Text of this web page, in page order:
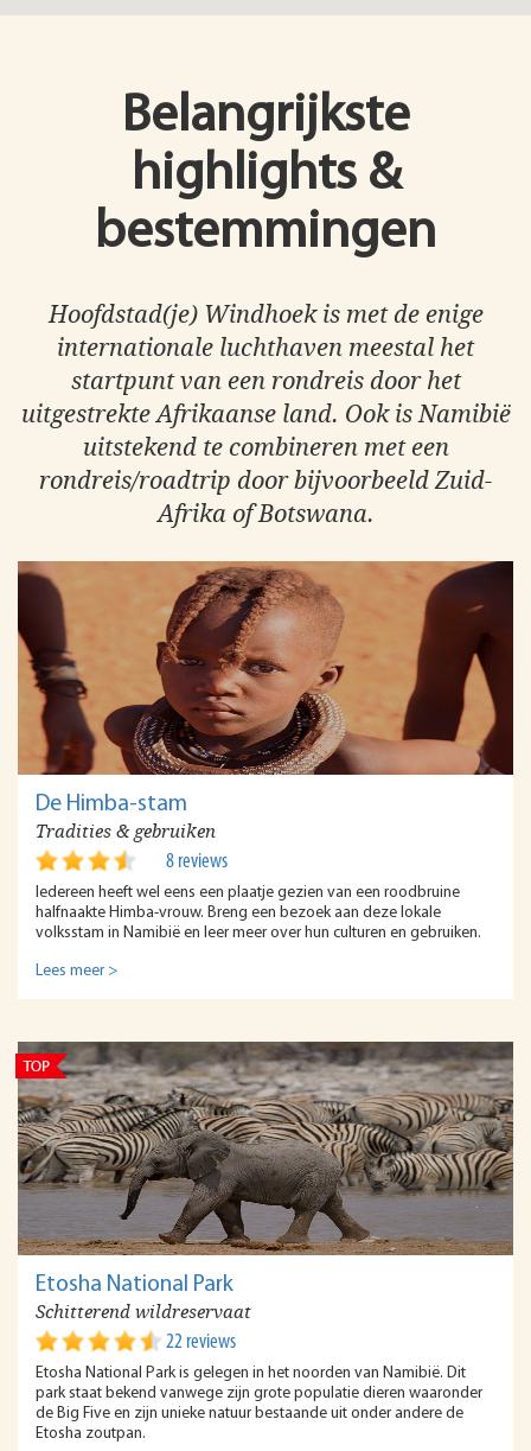
Belangrijkste
highlights &
bestemmingen
Hoofdstad(je) Windhoek is met de enige
internationale luchthaven meestal het
startpunt van een rondreis door het
uitgestrekte Afrikaanse land. Ook is Namibië
uitstekend te combineren met een
rondreis/roadtrip door bijvoorbeeld Zuid-
Afrika of Botswana.
De Himba-stam
Tradities & gebruiken
8 reviews
Iedereen heeft wel eens een plaatje gezien van een roodbruine
halfnaakte Himba-vrouw. Breng een bezoek aan deze lokale
volksstam in Namibië en leer meer over hun culturen en gebruiken.
Lees meer >
Etosha National Park
Schitterend wildreservaat
22 reviews
Etosha National Park is gelegen in het noorden van Namibië. Dit
park staat bekend vanwege zijn grote populatie dieren waaronder
de Big Five en zijn unieke natuur bestaande uit onder andere de
Etosha zoutpan.